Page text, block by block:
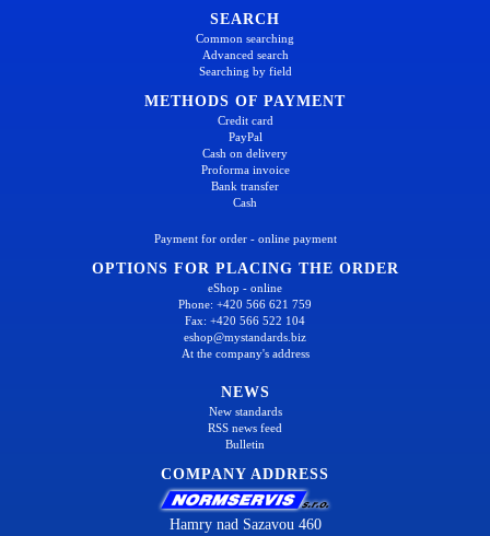
SEARCH
Common searching
Advanced search
Searching by field
METHODS OF PAYMENT
Credit card
PayPal
Cash on delivery
Proforma invoice
Bank transfer
Cash
Payment for order - online payment
OPTIONS FOR PLACING THE ORDER
eShop - online
Phone: +420 566 621 759
Fax: +420 566 522 104
eshop@mystandards.biz
At the company's address
NEWS
New standards
RSS news feed
Bulletin
COMPANY ADDRESS
Hamry nad Sazavou 460